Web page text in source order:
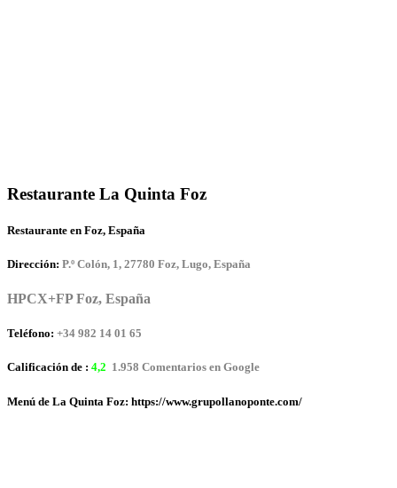
Restaurante La Quinta Foz
Restaurante en Foz, España
Dirección: P.º Colón, 1, 27780 Foz, Lugo, España
HPCX+FP Foz, España
Teléfono: +34 982 14 01 65
Calificación de : 4,2 1.958 Comentarios en Google
Menú de La Quinta Foz: https://www.grupollanoponte.com/